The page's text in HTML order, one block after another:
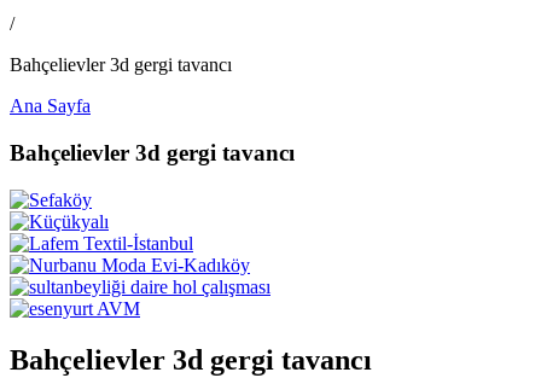
/
Bahçelievler 3d gergi tavancı
Ana Sayfa
Bahçelievler 3d gergi tavancı
Bahçelievler 3d gergi tavancı